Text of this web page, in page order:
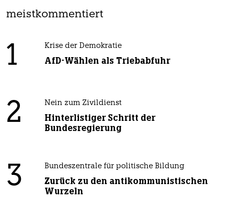
meistkommentiert
1 Krise der Demokratie
AfD-Wählen als Triebabfuhr
2 Nein zum Zivildienst
Hinterlistiger Schritt der
Bundesregierung
3 Bundeszentrale für politische Bildung
Zurück zu den antikommunistischen
Wurzeln